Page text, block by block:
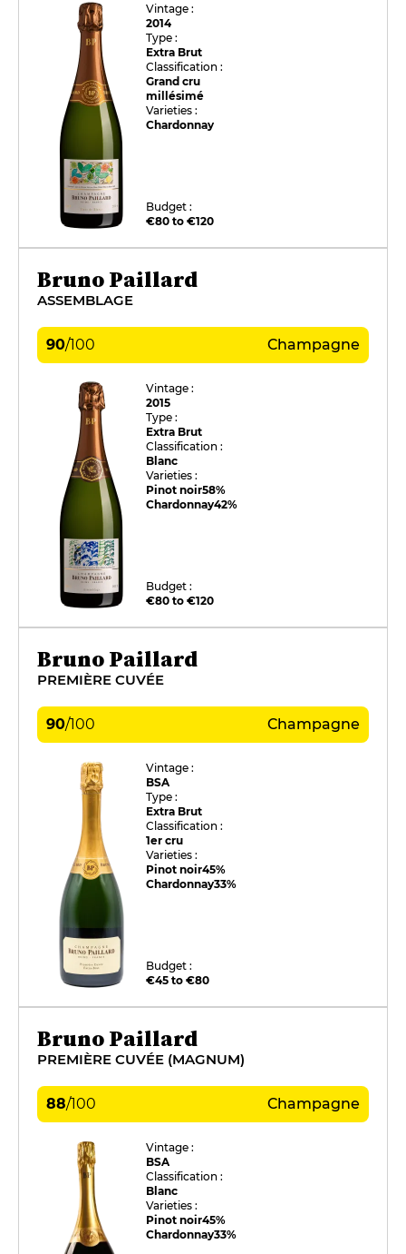
Vintage :
2014
Type :
Extra Brut
Classification :
Grand cru
millésimé
Varieties :
Chardonnay
Budget :
€80 to €120
Bruno Paillard
ASSEMBLAGE
90/100 Champagne
Vintage :
2015
Type :
Extra Brut
Classification :
Blanc
Varieties :
Pinot noir58%
Chardonnay42%
Budget :
€80 to €120
Bruno Paillard
PREMIÈRE CUVÉE
90/100 Champagne
Vintage :
BSA
Type :
Extra Brut
Classification :
1er cru
Varieties :
Pinot noir45%
Chardonnay33%
Budget :
€45 to €80
Bruno Paillard
PREMIÈRE CUVÉE (MAGNUM)
88/100 Champagne
Vintage :
BSA
Classification :
Blanc
Varieties :
Pinot noir45%
Chardonnay33%